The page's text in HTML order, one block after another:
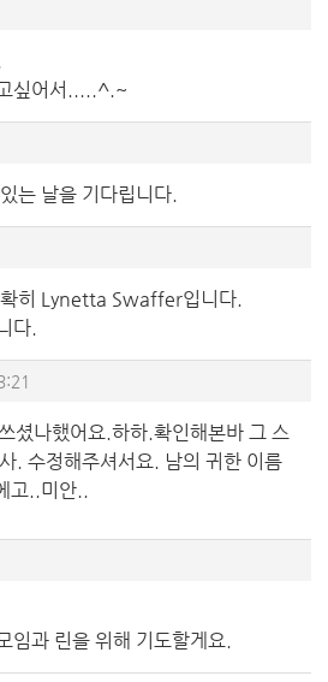
싶어서.....^.~
는 날을 기다립니다.
히 Lynetta Swaffer입니다.
다.
셨나했어요.하하.확인해본바 그 스
. 수정해주셔서요. 남의 귀한 이름
..미안..
임과 린을 위해 기도할게요.